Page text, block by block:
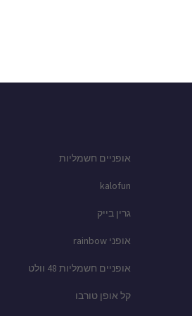
אופניים חשמליות
kalofun
גרין בייק
אופני rainbow
אופניים חשמליות 48 וולט
קל אופן טורבו